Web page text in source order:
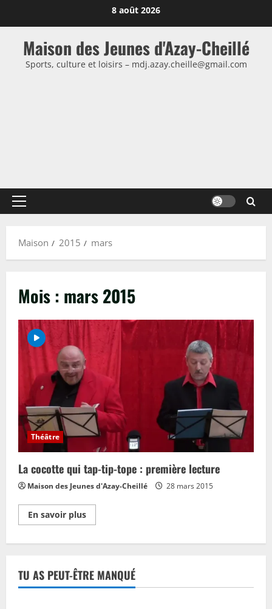
au
contenu
8 août 2026
Maison des Jeunes d'Azay-Cheillé
Sports, culture et loisirs – mdj.azay.cheille@gmail.com
Menu
Maison
2015 mars
Mois : mars 2015
Théâtre
La cocotte qui tap-tip-tope : première lecture
Maison des Jeunes d'Azay-Cheillé 28 mars 2015
En savoir plusEn
savoir
tap-
tip-
tope
TU AS PEUT-ÊTRE MANQUÉ